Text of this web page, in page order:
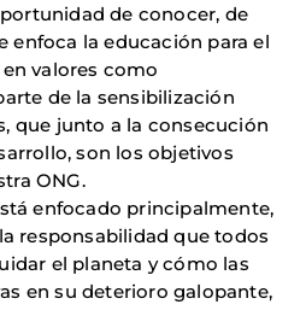
de conocer, de
enfoca la educación para el
valores como
de la sensibilización
que junto a la consecución
son los objetivos
ONG.
enfocado principalmente,
responsabilidad que todos
el planeta y cómo las
en su deterioro galopante,